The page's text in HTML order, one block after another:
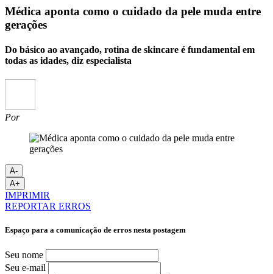
Médica aponta como o cuidado da pele muda entre
gerações
Do básico ao avançado, rotina de skincare é fundamental em
todas as idades, diz especialista
Por
A-
A+
IMPRIMIR
REPORTAR ERROS
Espaço para a comunicação de erros nesta postagem
Seu nome
Seu e-mail